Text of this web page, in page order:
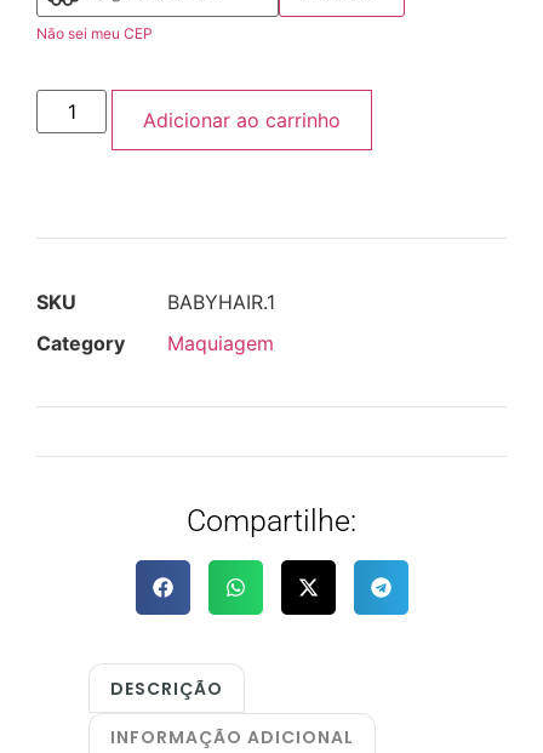
Não sei meu CEP
Adicionar ao carrinho
SKU
BABYHAIR.1
Category
Maquiagem
Compartilhe:
DESCRIÇÃO
INFORMAÇÃO ADICIONAL